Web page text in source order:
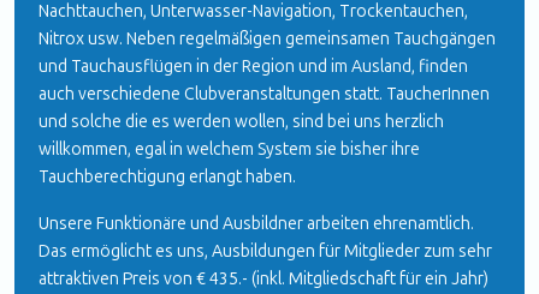
Nachttauchen, Unterwasser-Navigation, Trockentauchen,
Nitrox usw. Neben regelmäßigen gemeinsamen Tauchgängen
und Tauchausflügen in der Region und im Ausland, finden
auch verschiedene Clubveranstaltungen statt. TaucherInnen
und solche die es werden wollen, sind bei uns herzlich
willkommen, egal in welchem System sie bisher ihre
Tauchberechtigung erlangt haben.
Unsere Funktionäre und Ausbildner arbeiten ehrenamtlich.
Das ermöglicht es uns, Ausbildungen für Mitglieder zum sehr
attraktiven Preis von € 435.- (inkl. Mitgliedschaft für ein Jahr)